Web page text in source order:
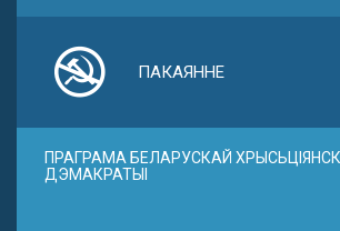
ПАКАЯННЕ
ПРАГРАМА БЕЛАРУСКАЙ
ДЭМАКРАТЫІ